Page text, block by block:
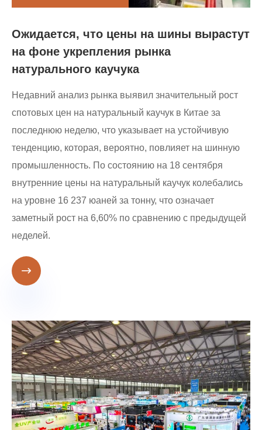
Ожидается, что цены на шины вырастут
на фоне укрепления рынка
натурального каучука
Недавний анализ рынка выявил значительный рост
спотовых цен на натуральный каучук в Китае за
последнюю неделю, что указывает на устойчивую
тенденцию, которая, вероятно, повлияет на шинную
промышленность. По состоянию на 18 сентября
внутренние цены на натуральный каучук колебались
на уровне 16 237 юаней за тонну, что означает
заметный рост на 6,60% по сравнению с предыдущей
неделей.
